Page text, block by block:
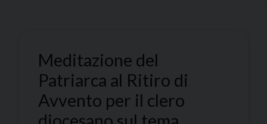
Meditazione del
Patriarca al Ritiro di
Avvento per il clero